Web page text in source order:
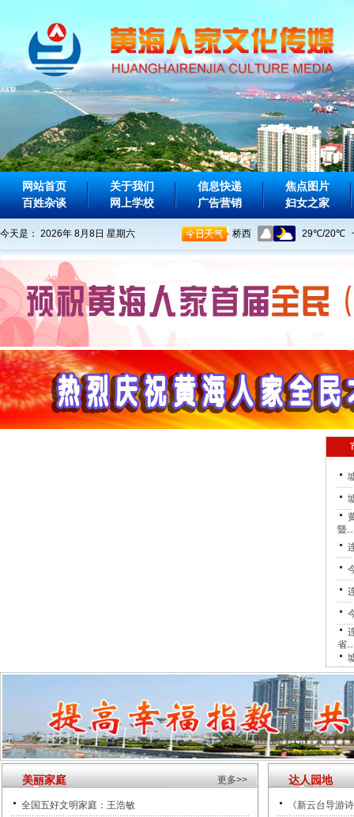
网站首页 关于我们 信息快递
焦点图片
百姓杂谈
网上学校 广告营销 妇女之家
今天是： 2026年 8月8日 星期六
暨
省
会
美丽家庭 更多>>
全国五好文明家庭：王浩敏
达人园地
《新云台导游